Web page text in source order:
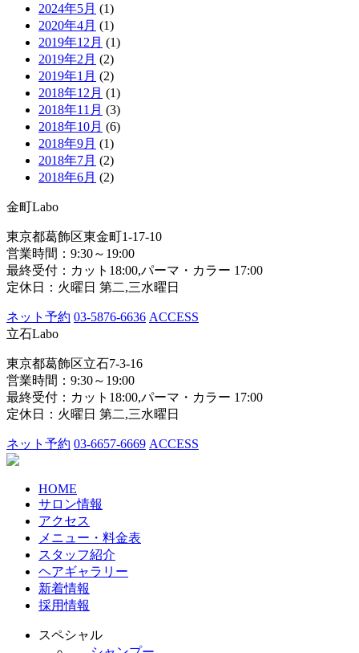
2024年5月 (1)
2020年4月 (1)
2019年12月 (1)
2019年2月 (2)
2019年1月 (2)
2018年12月 (1)
2018年11月 (3)
2018年10月 (6)
2018年9月 (1)
2018年7月 (2)
2018年6月 (2)
金町Labo
東京都葛飾区東金町1-17-10
営業時間：9:30～19:00
最終受付：カット18:00,パーマ・カラー 17:00
定休日：火曜日 第二,三水曜日
ネット予約 03-5876-6636 ACCESS
立石Labo
東京都葛飾区立石7-3-16
営業時間：9:30～19:00
最終受付：カット18:00,パーマ・カラー 17:00
定休日：火曜日 第二,三水曜日
ネット予約 03-6657-6669 ACCESS
HOME
サロン情報
アクセス
メニュー・料金表
スタッフ紹介
ヘアギャラリー
新着情報
採用情報
スペシャル